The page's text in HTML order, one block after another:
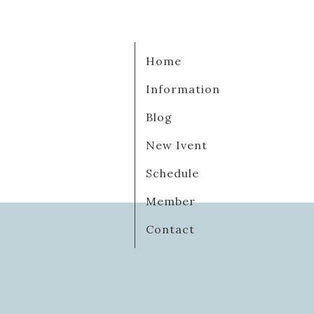
Home
Information
Blog
New Ivent
Schedule
Member
Contact